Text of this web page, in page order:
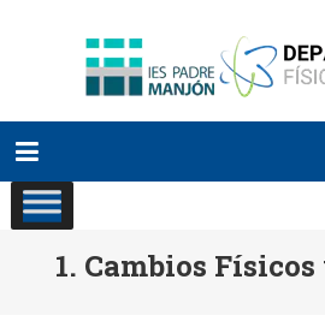
1. Cambios